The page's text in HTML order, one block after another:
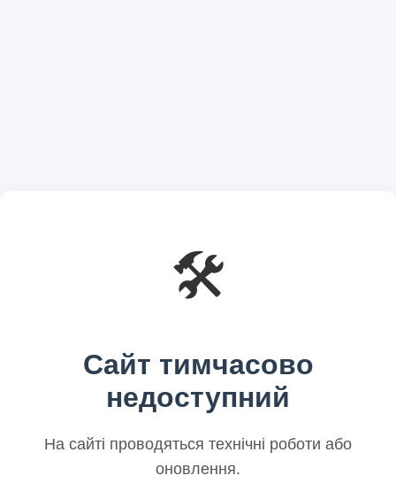
🛠️
Сайт тимчасово
недоступний
На сайті проводяться технічні роботи або
оновлення.